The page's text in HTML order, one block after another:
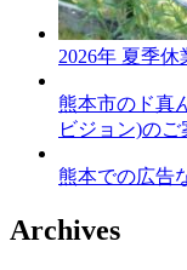
2026年 夏季
熊本市のド真
ビジョン)のご
熊本での広告
Archives